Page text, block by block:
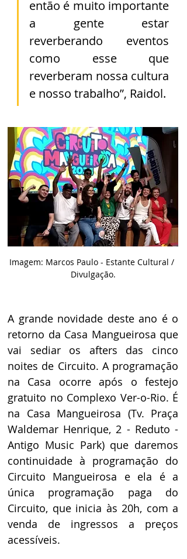
então é muito importante
a gente estar
reverberando eventos
como esse que
reverberam nossa cultura
e nosso trabalho”, Raidol.
Imagem: Marcos Paulo - Estante Cultural /
Divulgação.
A grande novidade deste ano é o
retorno da Casa Mangueirosa que
vai sediar os afters das cinco
noites de Circuito. A programação
na Casa ocorre após o festejo
gratuito no Complexo Ver-o-Rio. É
na Casa Mangueirosa (Tv. Praça
Waldemar Henrique, 2 - Reduto -
Antigo Music Park) que daremos
continuidade à programação do
Circuito Mangueirosa e ela é a
única programação paga do
Circuito, que inicia às 20h, com a
venda de ingressos a preços
acessíveis.